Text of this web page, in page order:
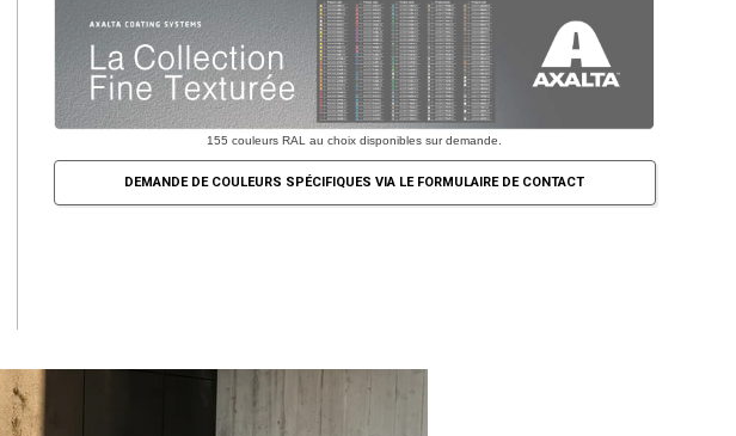
155 couleurs RAL au choix disponibles sur demande.
DEMANDE DE COULEURS SPÉCIFIQUES VIA LE FORMULAIRE DE CONTACT